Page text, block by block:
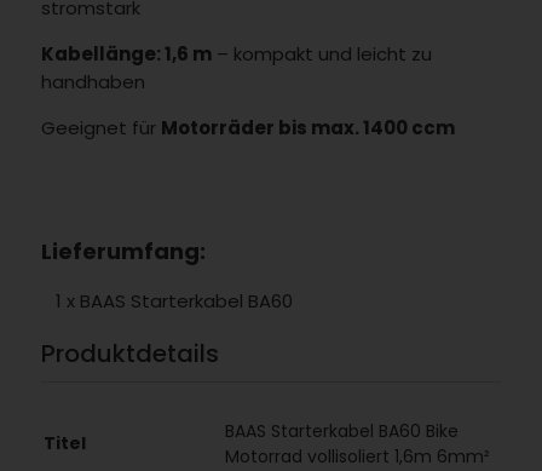
stromstark
Kabellänge: 1,6 m– kompakt und leicht zu
handhaben
Geeignet für Motorräder bis max. 1400 ccm
Lieferumfang:
1 x BAAS Starterkabel BA60
Produktdetails
Titel
BAAS Starterkabel BA60 Bike
Motorrad vollisoliert 1,6m 6mm²